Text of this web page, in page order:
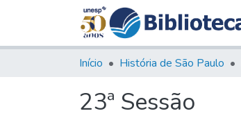
Início História de São Paulo
23ª Sessão